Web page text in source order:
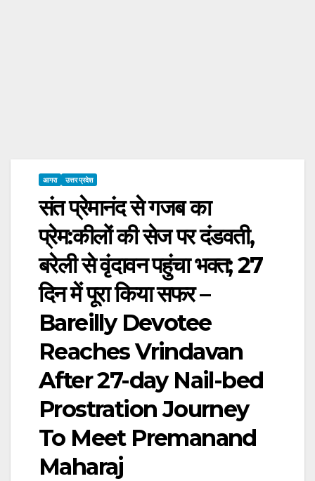
आगरा उत्तर प्रदेश
संत प्रेमानंद से गजब का
प्रेम:कीलों की सेज पर दंडवती,
बरेली से वृंदावन पहुंचा भक्त; 27
दिन में पूरा किया सफर –
Bareilly Devotee
Reaches Vrindavan
After 27-day Nail-bed
Prostration Journey
To Meet Premanand
Maharaj